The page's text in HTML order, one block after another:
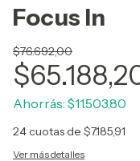
Focus In
$76.692,00
Ahorrás: $11.503,80
24cuotas de $7.185,91
Ver más detalles